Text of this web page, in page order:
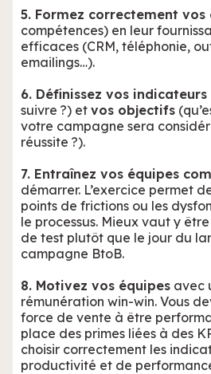
5. Formez correctement vos
compétences) en leur
efficaces (CRM, téléphonie,
emailings…).
6. Définissez vos indicateurs
suivre ?) et vos objectifs
votre campagne sera
réussite ?).
7. Entraînez vos équipes
démarrer. L’exercice permet
points de frictions ou les
le processus. Mieux vaut y
de test plutôt que le jour du
campagne BtoB.
8. Motivez vos équipes avec
rémunération win-win. Vous
force de vente à être
place des primes liées à des
choisir correctement les
productivité et de